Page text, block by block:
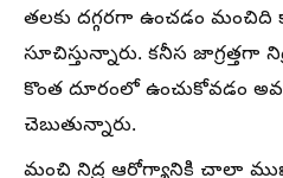
తలకు దగ్గరగా ఉంచడం మంచిది
సూచిస్తున్నారు. కనీస జాగ్రత్తగా
కొంత దూరంలో ఉంచుకోవడం
చెబుతున్నారు.
మంచి నిద్ర ఆరోగ్యానికి చాలా